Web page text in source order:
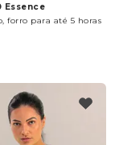
forro para até 5 horas